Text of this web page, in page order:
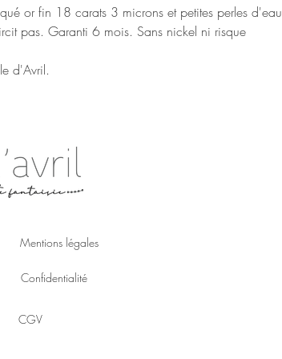
or fin 18 carats 3 microns et petites perles d'eau
pas. Garanti 6 mois. Sans nickel ni risque
d'Avril.
Mentions légales
Confidentialité
CGV